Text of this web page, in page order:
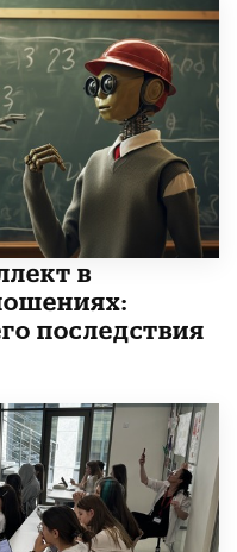
в
последствия